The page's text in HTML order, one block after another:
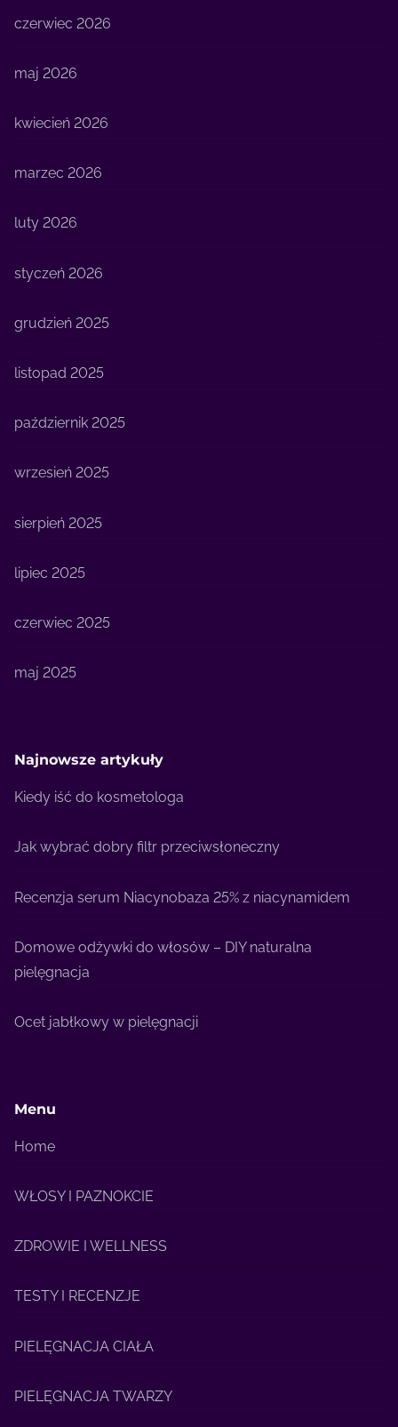
czerwiec 2026
maj 2026
kwiecień 2026
marzec 2026
luty 2026
styczeń 2026
grudzień 2025
listopad 2025
październik 2025
wrzesień 2025
sierpień 2025
lipiec 2025
czerwiec 2025
maj 2025
Najnowsze artykuły
Kiedy iść do kosmetologa
Jak wybrać dobry filtr przeciwsłoneczny
Recenzja serum Niacynobaza 25% z niacynamidem
Domowe odżywki do włosów – DIY naturalna
pielęgnacja
Ocet jabłkowy w pielęgnacji
Menu
Home
WŁOSY I PAZNOKCIE
ZDROWIE I WELLNESS
TESTY I RECENZJE
PIELĘGNACJA CIAŁA
PIELĘGNACJA TWARZY